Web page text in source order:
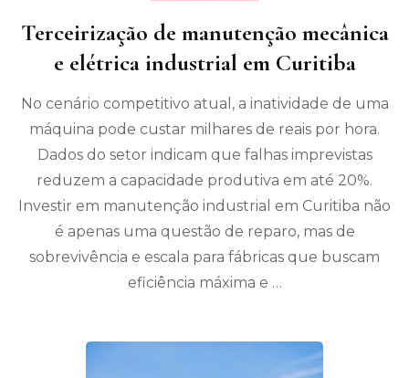
Terceirização de manutenção mecânica
e elétrica industrial em Curitiba
No cenário competitivo atual, a inatividade de uma
máquina pode custar milhares de reais por hora.
Dados do setor indicam que falhas imprevistas
reduzem a capacidade produtiva em até 20%.
Investir em manutenção industrial em Curitiba não
é apenas uma questão de reparo, mas de
sobrevivência e escala para fábricas que buscam
eficiência máxima e …